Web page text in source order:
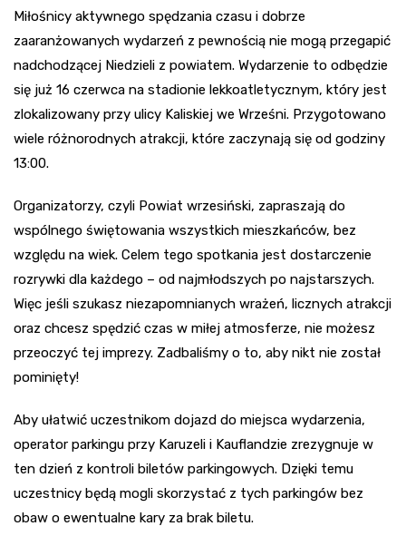
Miłośnicy aktywnego spędzania czasu i dobrze
zaaranżowanych wydarzeń z pewnością nie mogą przegapić
nadchodzącej Niedzieli z powiatem. Wydarzenie to odbędzie
się już 16 czerwca na stadionie lekkoatletycznym, który jest
zlokalizowany przy ulicy Kaliskiej we Wrześni. Przygotowano
wiele różnorodnych atrakcji, które zaczynają się od godziny
13:00.
Organizatorzy, czyli Powiat wrzesiński, zapraszają do
wspólnego świętowania wszystkich mieszkańców, bez
względu na wiek. Celem tego spotkania jest dostarczenie
rozrywki dla każdego – od najmłodszych po najstarszych.
Więc jeśli szukasz niezapomnianych wrażeń, licznych atrakcji
oraz chcesz spędzić czas w miłej atmosferze, nie możesz
przeoczyć tej imprezy. Zadbaliśmy o to, aby nikt nie został
pominięty!
Aby ułatwić uczestnikom dojazd do miejsca wydarzenia,
operator parkingu przy Karuzeli i Kauflandzie zrezygnuje w
ten dzień z kontroli biletów parkingowych. Dzięki temu
uczestnicy będą mogli skorzystać z tych parkingów bez
obaw o ewentualne kary za brak biletu.